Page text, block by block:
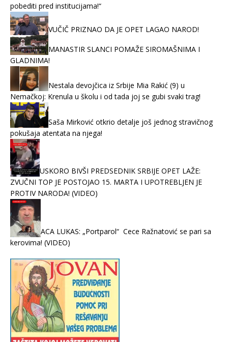
pobediti pred institucijama!“
VUČIČ PRIZNAO DA JE OPET LAGAO NAROD!
MANASTIR SLANCI POMAŽE SIROMAŠNIMA I
GLADNIMA!
Nestala devojčica iz Srbije Mia Rakić (9) u
Nemačkoj: Krenula u školu i od tada joj se gubi svaki trag!
Saša Mirković otkrio detalje još jednog stravičnog
pokušaja atentata na njega!
USKORO BIVŠI PREDSEDNIK SRBIJE OPET LAŽE:
ZVUČNI TOP JE POSTOJAO 15. MARTA I UPOTREBLJEN JE
PROTIV NARODA! (VIDEO)
ACA LUKAS: „Portparol“ Cece Ražnatović se pari sa
kerovima! (VIDEO)